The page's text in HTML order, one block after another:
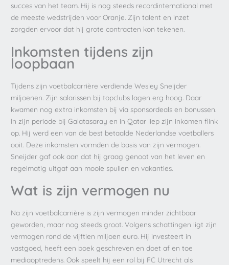
succes van het team. Hij is nog steeds recordinternational met
de meeste wedstrijden voor Oranje. Zijn talent en inzet
zorgden ervoor dat hij grote contracten kon tekenen.
Inkomsten tijdens zijn
loopbaan
Tijdens zijn voetbalcarrière verdiende Wesley Sneijder
miljoenen. Zijn salarissen bij topclubs lagen erg hoog. Daar
kwamen nog extra inkomsten bij via sponsordeals en bonussen.
In zijn periode bij Galatasaray en in Qatar liep zijn inkomen flink
op. Hij werd een van de best betaalde Nederlandse voetballers
ooit. Deze inkomsten vormden de basis van zijn vermogen.
Sneijder gaf ook aan dat hij graag genoot van het leven en
regelmatig uitgaf aan mooie spullen en vakanties.
Wat is zijn vermogen nu
Na zijn voetbalcarrière is zijn vermogen minder zichtbaar
geworden, maar nog steeds groot. Volgens schattingen ligt zijn
vermogen rond de vijftien miljoen euro. Hij investeert in
vastgoed, heeft een boek geschreven en doet af en toe
mediaoptredens. Ook speelt hij een rol bij FC Utrecht als